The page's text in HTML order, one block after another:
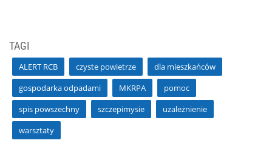
TAGI
ALERT RCB czyste powietrze
dla mieszkańców
gospodarka odpadami
MKRPA
pomoc
spis powszechny
szczepimysie
uzależnienie
warsztaty